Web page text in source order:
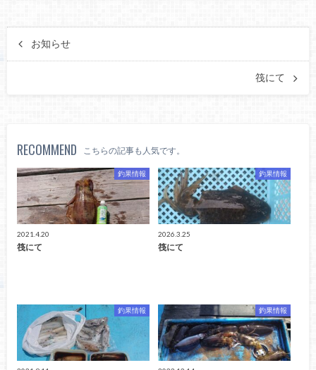
お知らせ
筏にて
RECOMMEND こちらの記事も人気です。
釣果情報
2021.4.20
筏にて
釣果情報
2026.3.25
筏にて
釣果情報 釣果情報